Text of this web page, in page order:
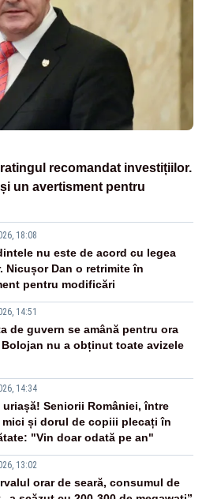
recomandat investițiilor.
un avertisment pentru
18:08
nu este de acord cu legea
Nicușor Dan o retrimite în
pentru modificări
14:51
de guvern se amână pentru ora
Bolojan nu a obținut toate avizele
14:34
uriașă! Seniorii României, între
mici și dorul de copiii plecați în
"Vin doar odată pe an"
13:02
orar de seară, consumul de